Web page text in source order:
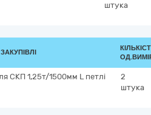
штука
СКП 1,25т/1500мм L петлі
2
штука